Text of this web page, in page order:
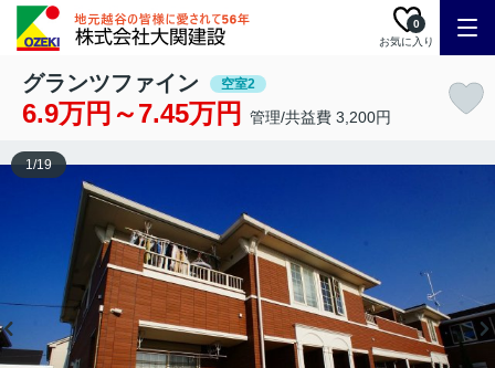
お気に入り
0
グランツファイン 空室2
6.9万円～7.45万円 管理/共益費 3,200円
1/19